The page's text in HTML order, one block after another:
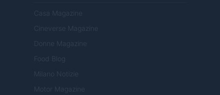
Casa Magazine
Cineverse Magazine
Donne Magazine
Food Blog
Milano Notizie
Motor Magazine